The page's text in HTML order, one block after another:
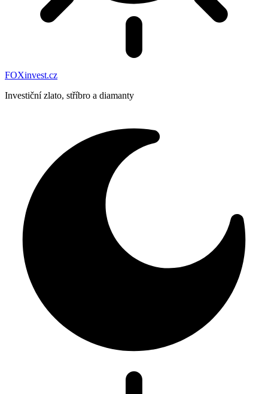
FOXinvest.cz
Investiční zlato, stříbro a diamanty